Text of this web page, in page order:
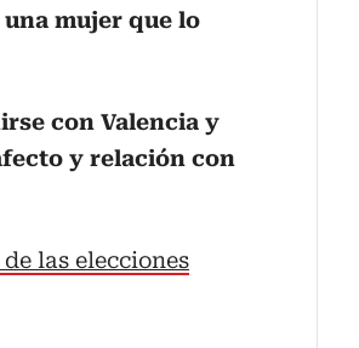
mujer que lo
con Valencia y
y relación con
las elecciones